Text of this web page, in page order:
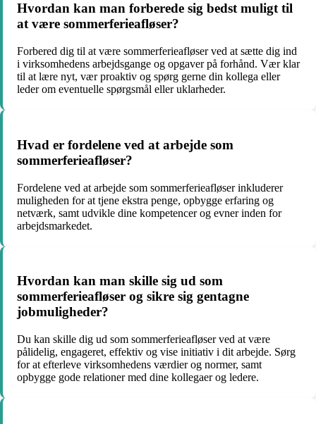
Hvordan kan man forberede sig bedst muligt til
at være sommerferieafløser?
Forbered dig til at være sommerferieafløser ved at sætte dig ind
i virksomhedens arbejdsgange og opgaver på forhånd. Vær klar
til at lære nyt, vær proaktiv og spørg gerne din kollega eller
leder om eventuelle spørgsmål eller uklarheder.
Hvad er fordelene ved at arbejde som
sommerferieafløser?
Fordelene ved at arbejde som sommerferieafløser inkluderer
muligheden for at tjene ekstra penge, opbygge erfaring og
netværk, samt udvikle dine kompetencer og evner inden for
arbejdsmarkedet.
Hvordan kan man skille sig ud som
sommerferieafløser og sikre sig gentagne
jobmuligheder?
Du kan skille dig ud som sommerferieafløser ved at være
pålidelig, engageret, effektiv og vise initiativ i dit arbejde. Sørg
for at efterleve virksomhedens værdier og normer, samt
opbygge gode relationer med dine kollegaer og ledere.